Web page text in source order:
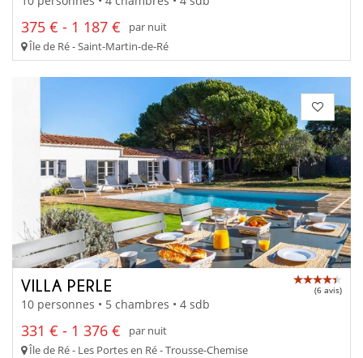
375 € - 1 187 €
par nuit
Île de Ré - Saint-Martin-de-Ré
VILLA PERLE (6 avis)
10 personnes • 5 chambres • 4 sdb
331 € - 1 376 €
par nuit
Île de Ré - Les Portes en Ré - Trousse-Chemise